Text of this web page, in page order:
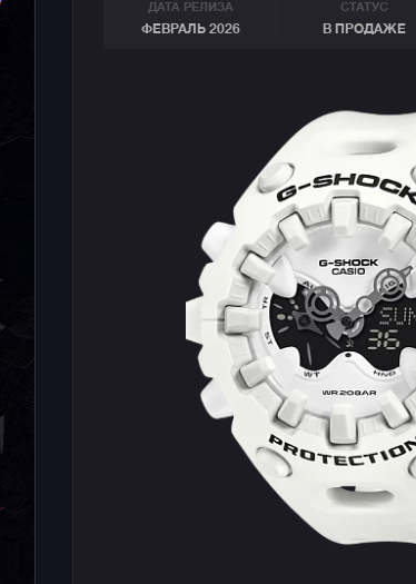
ДАТА РЕЛИЗА
ФЕВРАЛЬ 2026
СТАТУС
В ПРОДАЖЕ